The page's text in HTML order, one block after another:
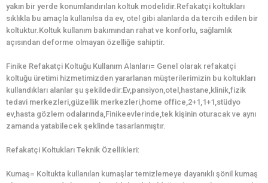
yakın bir yerde konumlandırılan koltuk modelidir.Refakatçi koltukları
sıklıkla bu amaçla kullanılsa da ev, otel gibi alanlarda da tercih edilen bir
koltuktur.Koltuk kullanım bakımından rahat ve konforlu, sağlamlık
açısından deforme olmayan özelliğe sahiptir.
Finike Refakatçi Koltuğu Kullanım Alanları= Genel olarak refakatçi
koltuğu üretimi hizmetimizden yararlanan müşterilerimizin bu koltukları
kullandıkları alanlar şu şekildedir:Ev,pansiyon,otel,hastane,klinik,fizik
tedavi merkezleri,güzellik merkezleri,home office,2+1,1+1,stüdyo
ev,hasta gözlem odalarında,Finikeevlerinde,tek kişinin oturacak ve aynı
zamanda yatabilecek şeklinde tasarlanmıştır.
Refakatçi Koltukları Teknik Özellikleri:
Kumaş= Koltukta kullanılan kumaşlar temizlemeye dayanıklı şönil kumaş